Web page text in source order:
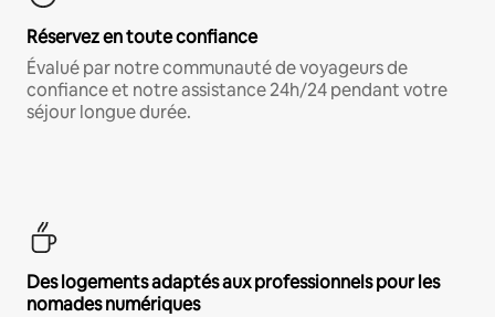
Réservez en toute confiance
Évalué par notre communauté de voyageurs de
confiance et notre assistance 24h/24 pendant votre
séjour longue durée.
Des logements adaptés aux professionnels pour les
nomades numériques